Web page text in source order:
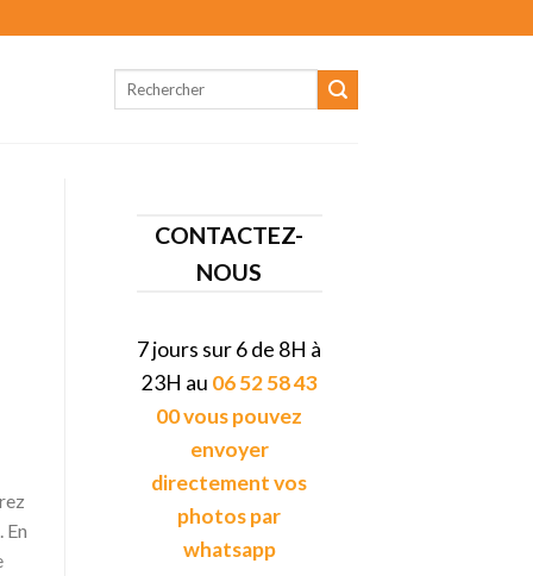
En
CONTACTEZ-
NOUS
7 jours sur 6 de 8H à
23H au 06 52 58 43
00 vous pouvez
envoyer
directement vos
photos par
whatsapp